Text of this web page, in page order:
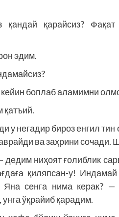
қарайсиз? Фақат
эдим.
боплаб аламимни
у негадир бироз енгил
ва заҳрини сочади.
ниҳоят ғолиблик
қиляпсан-у!
Яна сенга нима керак? —
ўқрайиб қарадим.